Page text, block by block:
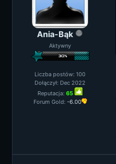
Ania-Bąk
Aktywny
Liczba postów: 100
Dołączył: Dec 2022
Reputacja: 65
Forum Gold: -6.00